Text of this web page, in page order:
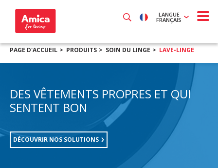
LANGUE
FRANÇAIS
PAGE D'ACCUEIL PRODUITS SOIN DU LINGE LAVE-LINGE
DES VÊTEMENTS PROPRES ET QUI
SENTENT BON
DÉCOUVRIR NOS SOLUTIONS